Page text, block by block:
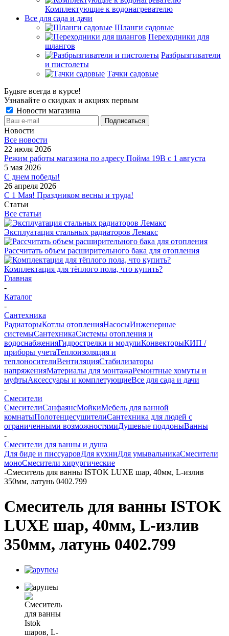
Комплектующие к водонагревателю
Все для сада и дачи
Шланги садовые
Переходники для
шлангов
Разбрызгиватели
и пистолеты
Тачки садовые
Будьте всегда в курсе!
Узнавайте о скидках и акциях первым
Новости магазина
Новости
Все новости
22 июля 2026
Режим работы магазина по адресу Пойма 19В с 1 августа
5 мая 2026
С днем победы!
26 апреля 2026
С 1 Мая! Праздником весны и труда!
Статьи
Все статьи
Эксплуатация стальных радиаторов Лемакс
Рассчитать объем расширительного бака для отопления
Комплектация для тёплого пола, что купить?
Главная
-
Каталог
-
Сантехника
РадиаторыКотлы отопленияНасосыИнженерные
системыСантехникаСистемы отопления и
водоснабженияГидрострелки и модулиКонвекторыКИП /
приборы учетаТеплоизоляция и
теплоносителиВентиляцияСтабилизаторы
напряженияМатериалы для монтажаРемонтные хомуты и
муфтыАксессуары и комплетующиеВсе для сада и дачи
-
Смесители
СмесителиСанфаянсМойкиМебель для ванной
комнатыПолотенцесушителиСантехника для людей с
ограниченными возможностямиДушевые поддоныВанны
-
Смесители для ванны и душа
Для биде и писсуаровДля кухниДля умывальникаСмесители
моноСмесители хирургические
-Смеситель для ванны ISTOK LUXE шар, 40мм, L-излив
350мм, латунь 0402.799
Смеситель для ванны ISTOK
LUXE шар, 40мм, L-излив
350мм, латунь 0402.799